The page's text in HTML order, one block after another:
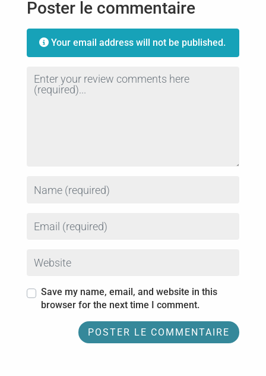
Poster le commentaire
Your email address will not be published.
Review text
Save my name, email, and website in this
browser for the next time I comment.